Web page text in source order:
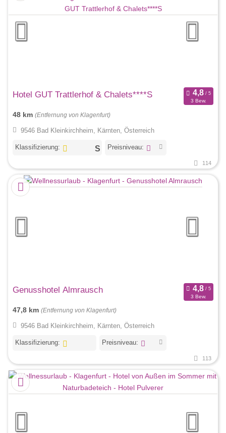
Hotel GUT Trattlerhof & Chalets****S
3 Bew.
48 km (Entfernung von Klagenfurt)
9546 Bad Kleinkirchheim, Kärnten, Österreich
Klassifizierung: Preisniveau:
114
Genusshotel Almrausch
3 Bew.
47,8 km (Entfernung von Klagenfurt)
9546 Bad Kleinkirchheim, Kärnten, Österreich
Klassifizierung: Preisniveau:
113